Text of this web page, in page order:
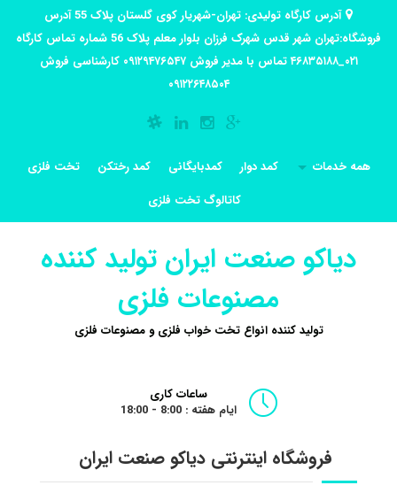
آدرس کارگاه تولیدی: تهران-شهریار کوی گلستان پلاک 55 آدرس
فروشگاه:تهران شهر قدس شهرک فرزان بلوار معلم پلاک 56 شماره تماس کارگاه
۰۲۱_۴۶۸۳۵۱۸۸ تماس با مدیر فروش ۰۹۱۲۹۴۷۶۵۴۷ کارشناسی فروش
۰۹۱۲۲۶۴۸۵۰۴
همه خدمات کمد دوار کمدبایگانی کمد رختکن
تخت فلزی
کاتالوگ تخت فلزی
دیاکو صنعت ایران تولید کننده
مصنوعات فلزی
تولید کننده انواع تخت خواب فلزی و مصنوعات فلزی
ساعات کاری
ایام هفته : 8:00 - 18:00
فروشگاه اینترنتی دیاکو صنعت ایران